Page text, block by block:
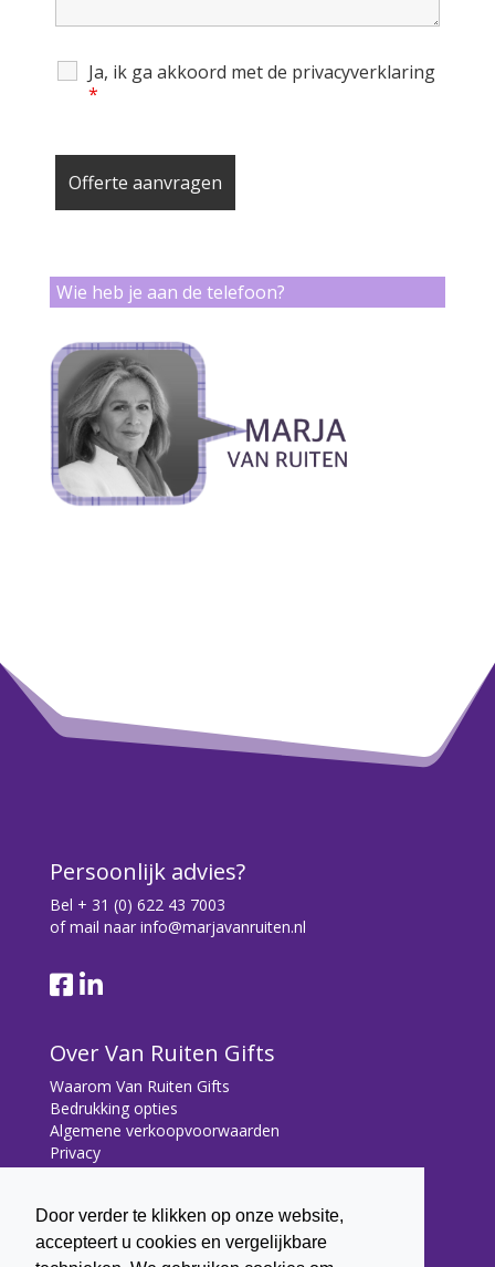
Door verder te klikken op onze website,
accepteert u cookies en vergelijkbare
Ja, ik ga akkoord met de privacyverklaring
*
Wie heb je aan de telefoon?
Persoonlijk advies?
Bel + 31 (0) 622 43 7003
of mail naar info@marjavanruiten.nl
Over Van Ruiten Gifts
Waarom Van Ruiten Gifts
Bedrukking opties
Algemene verkoopvoorwaarden
Privacy
Contact
Contact